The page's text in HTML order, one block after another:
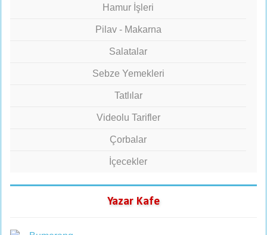
Hamur İşleri
Pilav - Makarna
Salatalar
Sebze Yemekleri
Tatlılar
Videolu Tarifler
Çorbalar
İçecekler
Yazar Kafe